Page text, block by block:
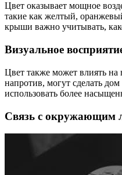
Цвет оказывает мощное
такие как желтый,
крыши важно учитывать,
Визуальное
Цвет также может влиять на
напротив, могут сделать
использовать более
Связь с окружающим